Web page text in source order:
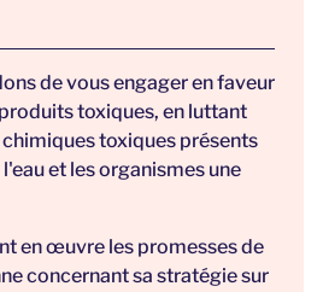
de vous engager en faveur
toxiques, en luttant
toxiques présents
et les organismes une
en œuvre les promesses de
concernant sa stratégie sur